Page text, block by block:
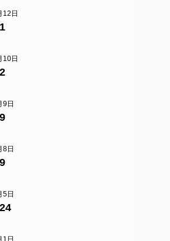
12日
10日
9日
8日
5日